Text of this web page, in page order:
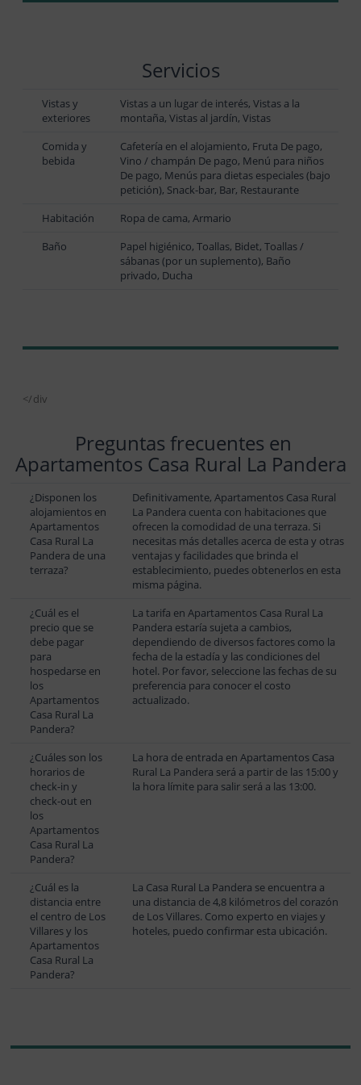
Servicios
Vistas y
exteriores
Vistas a un lugar de interés, Vistas a la
montaña, Vistas al jardín, Vistas
Comida y
bebida
Cafetería en el alojamiento, Fruta De pago,
Vino / champán De pago, Menú para niños
De pago, Menús para dietas especiales (bajo
petición), Snack-bar, Bar, Restaurante
Habitación
Ropa de cama, Armario
Baño
Papel higiénico, Toallas, Bidet, Toallas /
sábanas (por un suplemento), Baño
privado, Ducha
</div
Preguntas frecuentes en
Apartamentos Casa Rural La Pandera
¿Disponen los
alojamientos en
Apartamentos
Casa Rural La
Pandera de una
terraza?
Definitivamente, Apartamentos Casa Rural
La Pandera cuenta con habitaciones que
ofrecen la comodidad de una terraza. Si
necesitas más detalles acerca de esta y otras
ventajas y facilidades que brinda el
establecimiento, puedes obtenerlos en esta
misma página.
¿Cuál es el
precio que se
debe pagar
para
hospedarse en
los
Apartamentos
Casa Rural La
Pandera?
La tarifa en Apartamentos Casa Rural La
Pandera estaría sujeta a cambios,
dependiendo de diversos factores como la
fecha de la estadía y las condiciones del
hotel. Por favor, seleccione las fechas de su
preferencia para conocer el costo
actualizado.
¿Cuáles son los
horarios de
check-in y
check-out en
los
Apartamentos
Casa Rural La
Pandera?
La hora de entrada en Apartamentos Casa
Rural La Pandera será a partir de las 15:00 y
la hora límite para salir será a las 13:00.
¿Cuál es la
distancia entre
el centro de Los
Villares y los
Apartamentos
Casa Rural La
Pandera?
La Casa Rural La Pandera se encuentra a
una distancia de 4,8 kilómetros del corazón
de Los Villares. Como experto en viajes y
hoteles, puedo confirmar esta ubicación.